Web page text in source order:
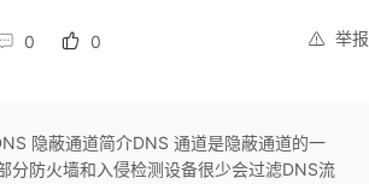
举报
0 0
隐蔽通道简介DNS 通道是隐蔽通道的一
分防火墙和入侵检测设备很少会过滤DNS流